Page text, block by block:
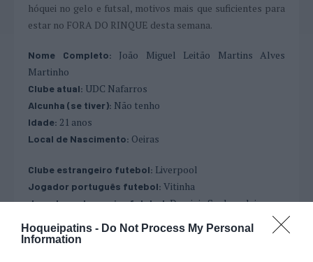
Hoqueipatins - Do Not Process My Personal
Information
hóquei no gelo e futsal, motivos mais que suficientes para
estar no FORA DO RINQUE desta semana.
Nome Completo: João Miguel Leitão Martins Alves
Martinho
Clube atual: UDC Nafarros
Alcunha (se tiver): Não tenho
Idade: 21 anos
Local de Nascimento: Oeiras
Clube estrangeiro futebol: Liverpool
Jogador português futebol: Vitinha
Jogador estrangeiro futebol:Dominic Szoboszlai
Jogador de outra modalidade, português ou
estrangeiro: Mark Stone (Vegas Golden Knights – NHL)